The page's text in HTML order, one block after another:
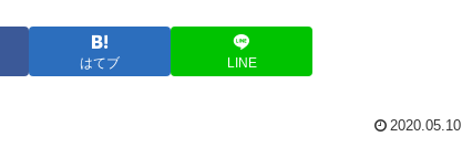
はてブ LINE
2020.05.10